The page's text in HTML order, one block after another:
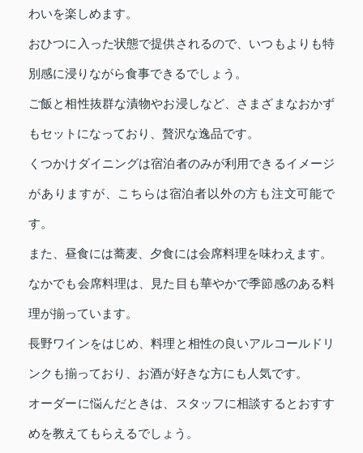
わいを楽しめます。
おひつに入った状態で提供されるので、いつもよりも特
別感に浸りながら食事できるでしょう。
ご飯と相性抜群な漬物やお浸しなど、さまざまなおかず
もセットになっており、贅沢な逸品です。
くつかけダイニングは宿泊者のみが利用できるイメージ
がありますが、こちらは宿泊者以外の方も注文可能で
す。
また、昼食には蕎麦、夕食には会席料理を味わえます。
なかでも会席料理は、見た目も華やかで季節感のある料
理が揃っています。
長野ワインをはじめ、料理と相性の良いアルコールドリ
ンクも揃っており、お酒が好きな方にも人気です。
オーダーに悩んだときは、スタッフに相談するとおすす
めを教えてもらえるでしょう。